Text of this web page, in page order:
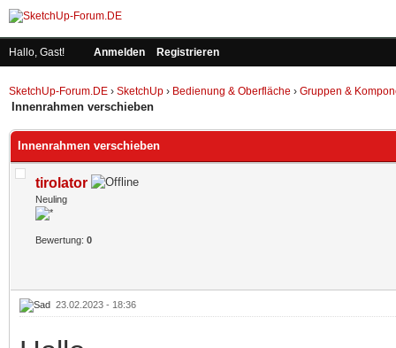
Hallo, Gast! Anmelden Registrieren
SketchUp-Forum.DE › SketchUp › Bedienung & Oberfläche › Gruppen &
Innenrahmen verschieben
Innenrahmen verschieben
tirolator
Neuling
Bewertung: 0
23.02.2023 - 18:36